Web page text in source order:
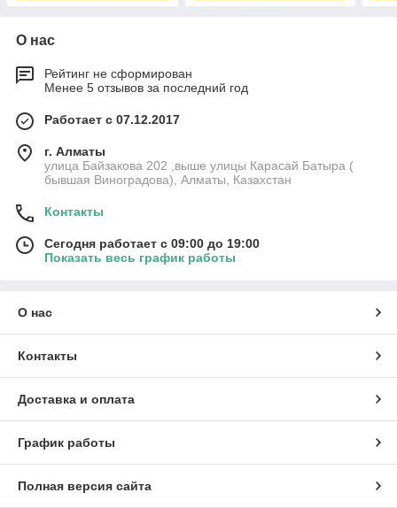
О нас
Рейтинг не сформирован
Менее 5 отзывов за последний год
Работает с 07.12.2017
г. Алматы
улица Байзакова 202 ,выше улицы Карасай Батыра (
бывшая Виноградова), Алматы, Казахстан
Контакты
Сегодня работает с 09:00 до 19:00
Показать весь график работы
О нас
Контакты
Доставка и оплата
График работы
Полная версия сайта